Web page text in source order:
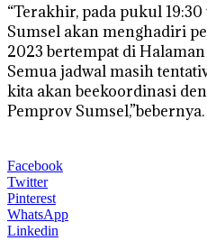
“Terakhir, pada pukul
Sumsel akan menghadiri
2023 bertempat di
Semua jadwal masih
kita akan beekoordinasi
Pemprov Sumsel,”bebernya.
Facebook
Twitter
Pinterest
WhatsApp
Linkedin